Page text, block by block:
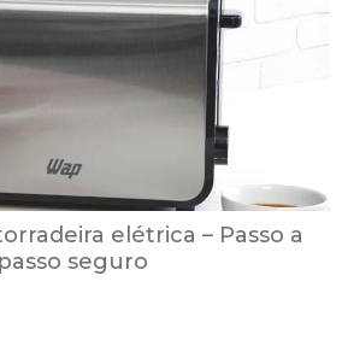
elétrica – Passo a
passo seguro